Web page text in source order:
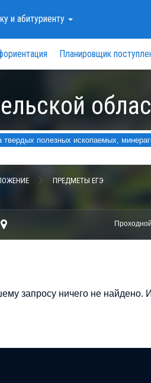
и абитуриенту
Планировщик
твердых полезных ископаемых,
ПРЕДМЕТЫ ЕГЭ
запросу ничего не найдено.